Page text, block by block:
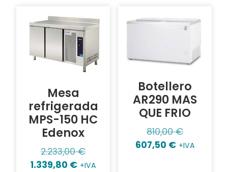
Mesa
refrigerada
MPS-150 HC
Edenox
2.233,00€
1.339,80 € +IVA
Botellero
AR290 MAS
QUE FRIO
810,00€
607,50 € +IVA